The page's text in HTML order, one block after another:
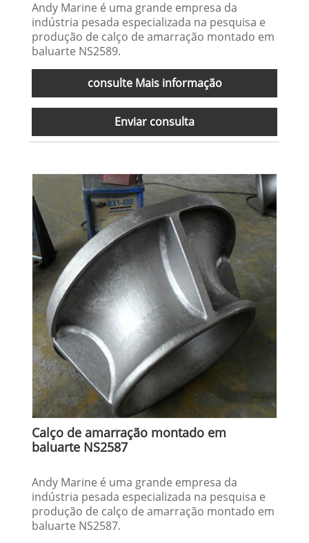
Andy Marine é uma grande empresa da
indústria pesada especializada na pesquisa e
produção de calço de amarração montado em
baluarte NS2589.
consulte Mais informação
Enviar consulta
Calço de amarração montado em
baluarte NS2587
Andy Marine é uma grande empresa da
indústria pesada especializada na pesquisa e
produção de calço de amarração montado em
baluarte NS2587.